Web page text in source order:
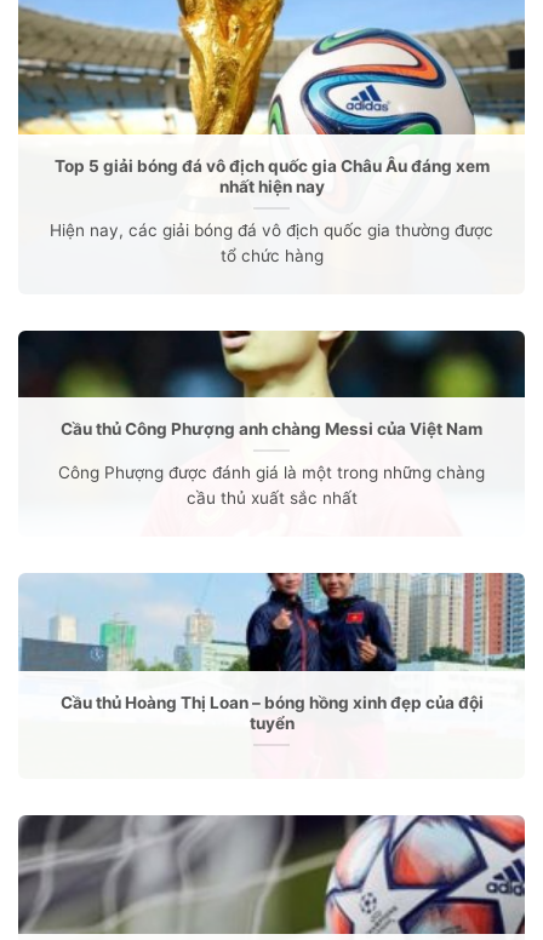
Top 5 giải bóng đá vô địch quốc gia Châu Âu đáng xem
nhất hiện nay
Hiện nay, các giải bóng đá vô địch quốc gia thường được
tổ chức hàng
Cầu thủ Công Phượng anh chàng Messi của Việt Nam
Công Phượng được đánh giá là một trong những chàng
cầu thủ xuất sắc nhất
Cầu thủ Hoàng Thị Loan – bóng hồng xinh đẹp của đội
tuyển